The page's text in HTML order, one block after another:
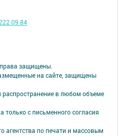
защищены.
на сайте, защищены
распространение в любом объеме
с письменного согласия
агентства по печати и массовым
09 84